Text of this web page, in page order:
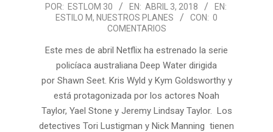
2018-
POR: ESTLOM 30 EN: ABRIL 3, 2018
EN:
ESTILO M, NUESTROS PLANES CON: 0
COMENTARIOS
Este mes de abril Netflix ha estrenado la serie
policíaca australiana Deep Water dirigida
por Shawn Seet. Kris Wyld y Kym Goldsworthy y
está protagonizada por los actores Noah
Taylor, Yael Stone y Jeremy Lindsay Taylor. Los
detectives Tori Lustigman y Nick Manning tienen